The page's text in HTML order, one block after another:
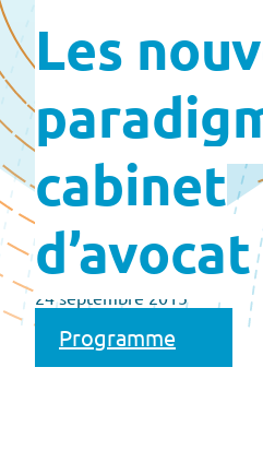
Les
cabinet
d’avocat
24 septembre 2015
Programme